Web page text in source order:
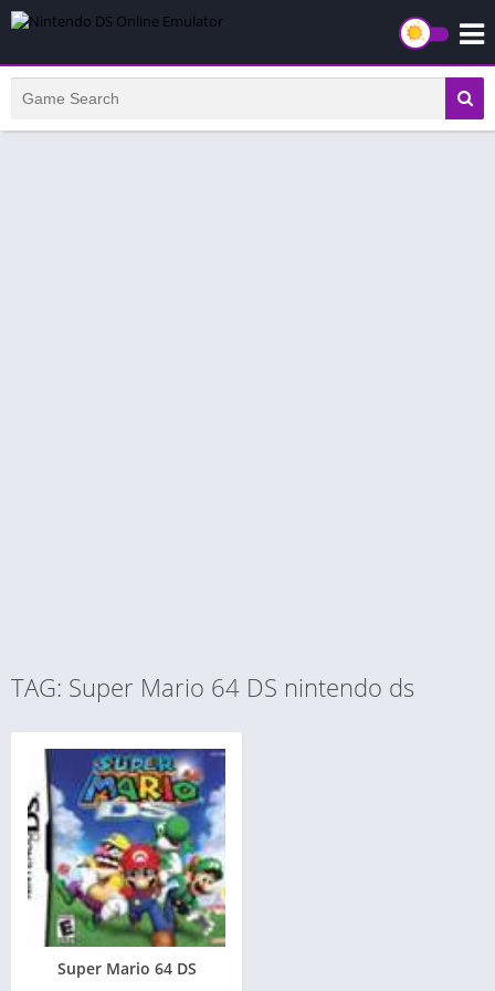
TAG: Super Mario 64 DS nintendo ds
Super Mario 64 DS